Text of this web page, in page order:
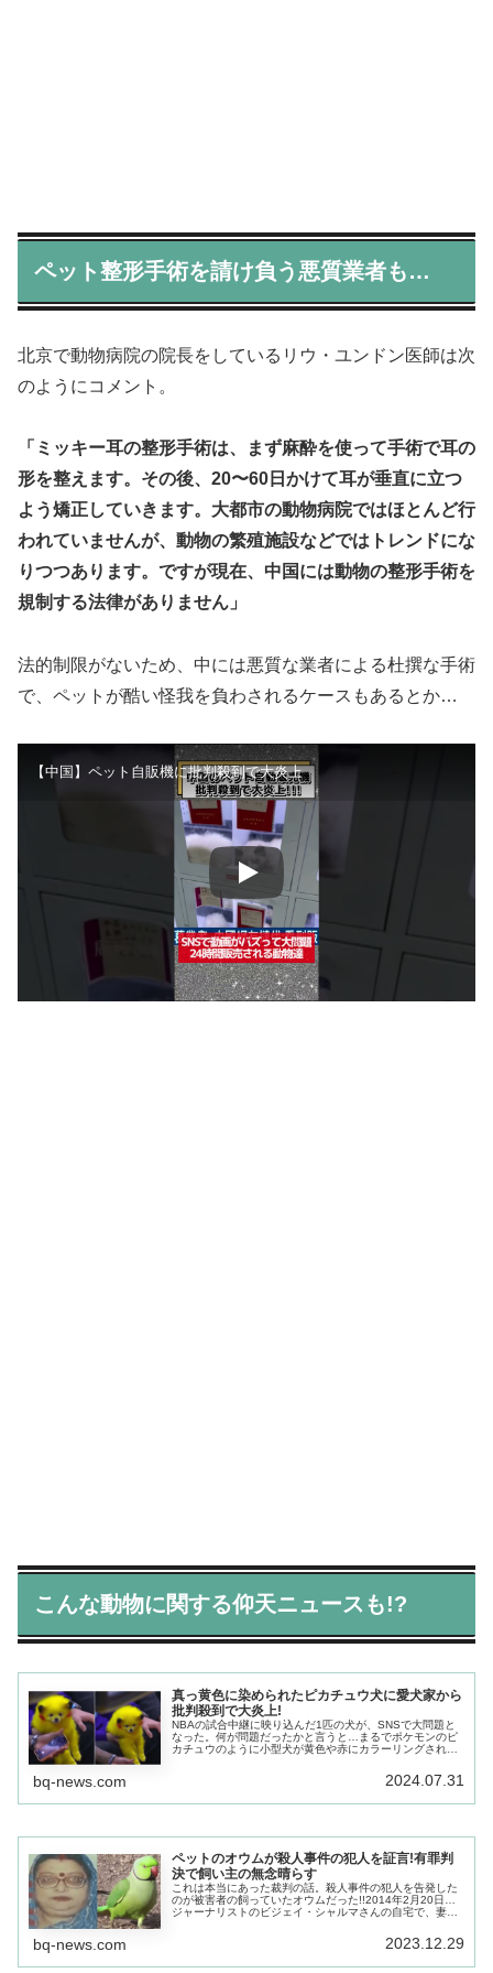
ペット整形手術を請け負う悪質業者も…
北京で動物病院の院長をしているリウ・ユンドン医師は次
のようにコメント。
「ミッキー耳の整形手術は、まず麻酔を使って手術で耳の
形を整えます。その後、20〜60日かけて耳が垂直に立つ
よう矯正していきます。大都市の動物病院ではほとんど行
われていませんが、動物の繁殖施設などではトレンドにな
りつつあります。ですが現在、中国には動物の整形手術を
規制する法律がありません」
法的制限がないため、中には悪質な業者による杜撰な手術
で、ペットが酷い怪我を負わされるケースもあるとか…
【中国】ペット自販機に批判殺到で大炎上
こんな動物に関する仰天ニュースも!?
真っ黄色に染められたピカチュウ犬に愛犬家から
批判殺到で大炎上!
NBAの試合中継に映り込んだ1匹の犬が、SNSで大問題と
なった。何が問題だったかと言うと…まるでポケモンのピ
カチュウのように小型犬が黄色や赤にカラーリングされて
bq-news.com 2024.07.31
ペットのオウムが殺人事件の犯人を証言!有罪判
決で飼い主の無念晴らす
これは本当にあった裁判の話。殺人事件の犯人を告発した
のが被害者の飼っていたオウムだった!!2014年2月20日…
ジャーナリストのビジェイ・シャルマさんの自宅で、妻の
bq-news.com 2023.12.29